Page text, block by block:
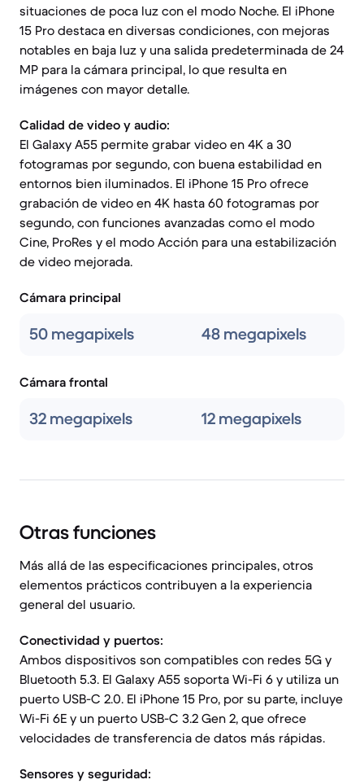
situaciones de poca luz con el modo Noche. El iPhone
15 Pro destaca en diversas condiciones, con mejoras
notables en baja luz y una salida predeterminada de 24
MP para la cámara principal, lo que resulta en
imágenes con mayor detalle.
Calidad de video y audio:
El Galaxy A55 permite grabar video en 4K a 30
fotogramas por segundo, con buena estabilidad en
entornos bien iluminados. El iPhone 15 Pro ofrece
grabación de video en 4K hasta 60 fotogramas por
segundo, con funciones avanzadas como el modo
Cine, ProRes y el modo Acción para una estabilización
de video mejorada.
Cámara principal
50 megapixels 48 megapixels
Cámara frontal
32 megapixels 12 megapixels
Otras funciones
Más allá de las especificaciones principales, otros
elementos prácticos contribuyen a la experiencia
general del usuario.
Conectividad y puertos:
Ambos dispositivos son compatibles con redes 5G y
Bluetooth 5.3. El Galaxy A55 soporta Wi-Fi 6 y utiliza un
puerto USB-C 2.0. El iPhone 15 Pro, por su parte, incluye
Wi-Fi 6E y un puerto USB-C 3.2 Gen 2, que ofrece
velocidades de transferencia de datos más rápidas.
Sensores y seguridad: